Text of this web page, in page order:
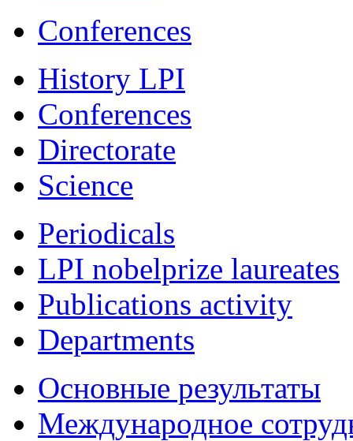
Conferences
History LPI
Conferences
Directorate
Science
Periodicals
LPI nobelprize laureates
Publications activity
Departments
Основные результаты
Международное